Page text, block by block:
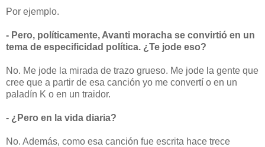
Por ejemplo.
- Pero, políticamente, Avanti moracha se convirtió en un
tema de especificidad política. ¿Te jode eso?
No. Me jode la mirada de trazo grueso. Me jode la gente que
cree que a partir de esa canción yo me convertí o en un
paladín K o en un traidor.
- ¿Pero en la vida diaria?
No. Además, como esa canción fue escrita hace trece